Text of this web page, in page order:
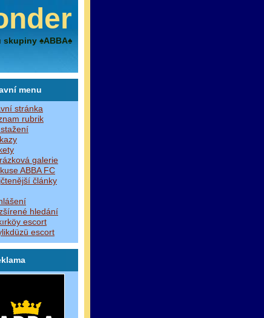
♠ABBA♠
menu
stránka
rubrik
stažení
galerie
ABBA FC
články
hledání
escort
escort